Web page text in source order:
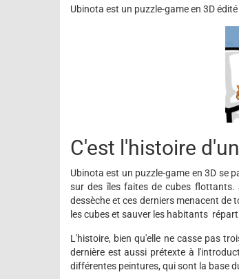
Ubinota est un puzzle-game en 3D
C'est l'histoire
Ubinota est un puzzle-game en 3D se
sur des îles faites de cubes flottants.
dessèche et ces derniers menacent
les cubes et sauver les habitants
L'histoire, bien qu'elle ne casse pas
dernière est aussi prétexte à
différentes peintures, qui sont la base